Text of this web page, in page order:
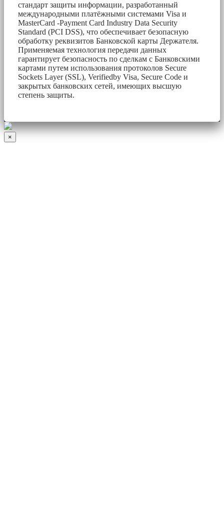
стандарт защиты информации, разработанный
международными платёжными системами Visa и
MasterCard -Payment Card Industry Data Security
Standard (PCI DSS), что обеспечивает безопасную
обработку реквизитов Банковской карты Держателя.
Применяемая технология передачи данных
гарантирует безопасность по сделкам с Банковскими
картами путем использования протоколов Secure
Sockets Layer (SSL), Verifiedby Visa, Secure Code и
закрытых банковских сетей, имеющих высшую
степень защиты.
×